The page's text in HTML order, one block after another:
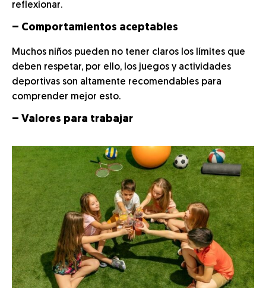
reflexionar.
– Comportamientos aceptables
Muchos niños pueden no tener claros los límites que
deben respetar, por ello, los juegos y actividades
deportivas son altamente recomendables para
comprender mejor esto.
– Valores para trabajar